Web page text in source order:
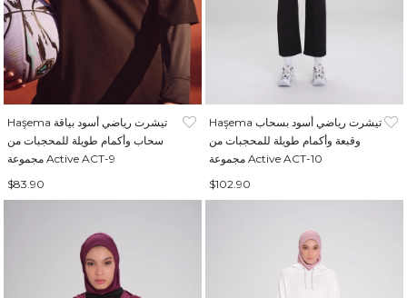
Haşema تيشرت رياضي أسود بياقة
سحاب وأكمام طويلة للمحجبات من
مجموعة Active ACT-9
$83.90
Haşema تيشرت رياضي أسود بسحاب
وقبعة وأكمام طويلة للمحجبات من
مجموعة Active ACT-10
$102.90